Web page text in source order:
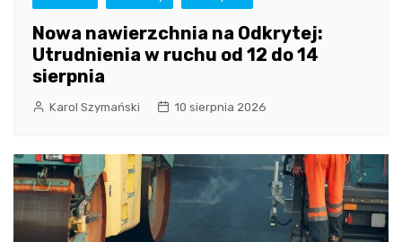
Nowa nawierzchnia na Odkrytej:
Utrudnienia w ruchu od 12 do 14
sierpnia
Karol Szymański 10 sierpnia 2026